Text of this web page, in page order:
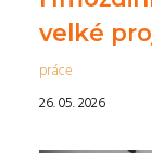
velké
práce
26. 05. 2026